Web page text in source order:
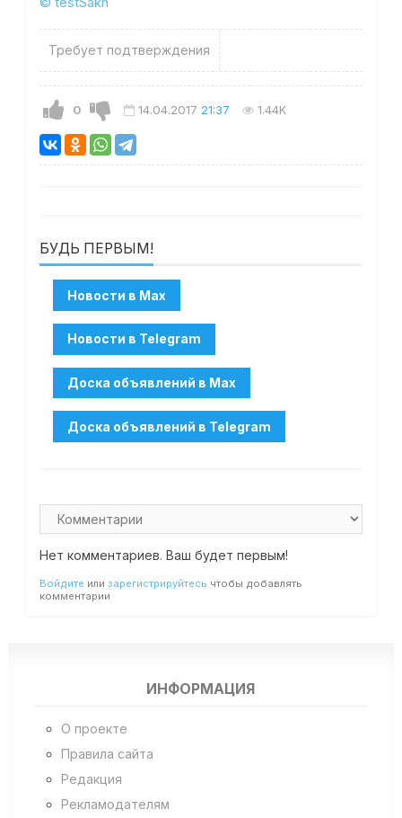
Требует подтверждения
0 14.04.2017 21:37 1.44K
БУДЬ ПЕРВЫМ!
Нет комментариев. Ваш будет первым!
Войдите или зарегистрируйтесь чтобы добавлять
комментарии
ИНФОРМАЦИЯ
О проекте
Правила сайта
Редакция
Рекламодателям